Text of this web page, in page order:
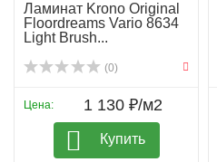
Ламинат Krono Original
Floordreams Vario 8634
Light Brush...
(0)
Цена: 1 130 ₽/м2
Купить